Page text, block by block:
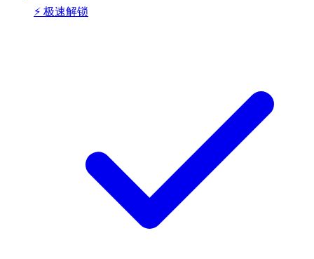
⚡ 极速解锁